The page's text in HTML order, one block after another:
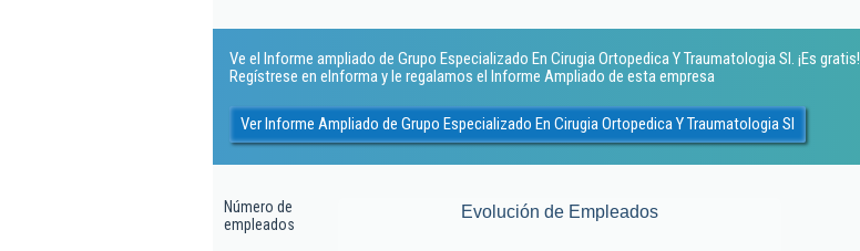
Ve el Informe ampliado de Grupo Especializado En Cirugia Ortopedica Y Traumatologia Sl. ¡Es gratis!
Regístrese en eInforma y le regalamos el Informe Ampliado de esta empresa
Ver Informe Ampliado de Grupo Especializado En Cirugia Ortopedica Y Traumatologia Sl
Número de
empleados
Evolución de Empleados